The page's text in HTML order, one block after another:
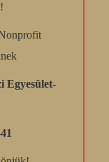
Egyesület-